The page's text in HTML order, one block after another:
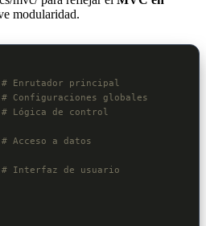
modularidad.
# Enrutador principal
# Configuraciones globales
# Lógica de control
# Acceso a datos
# Interfaz de usuario